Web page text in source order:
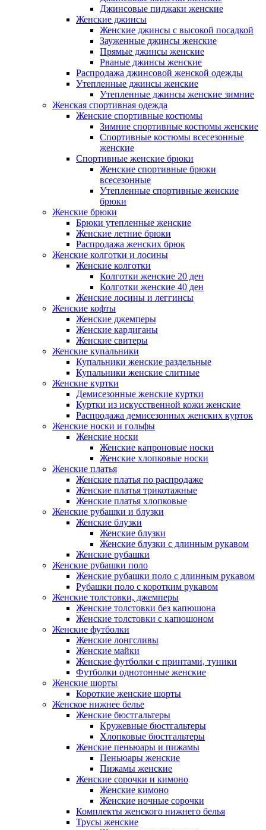
Джинсовые пиджаки женские
Женские джинсы
Женские джинсы с высокой посадкой
Зауженные джинсы женские
Прямые джинсы женские
Рваные джинсы женские
Распродажа джинсовой женской одежды
Утепленные джинсы женские
Утепленные джинсы женские зимние
Женская спортивная одежда
Женские спортивные костюмы
Зимние спортивные костюмы женские
Спортивные костюмы всесезонные
женские
Спортивные женские брюки
Женские спортивные брюки
всесезонные
Утепленные спортивные женские
брюки
Женские брюки
Брюки утепленные женские
Женские летние брюки
Распродажа женских брюк
Женские колготки и лосины
Женские колготки
Колготки женские 20 ден
Колготки женские 40 ден
Женские лосины и леггинсы
Женские кофты
Женские джемперы
Женские кардиганы
Женские свитеры
Женские купальники
Купальники женские раздельные
Купальники женские слитные
Женские куртки
Демисезонные женские куртки
Куртки из искусственной кожи женские
Распродажа демисезонных женских курток
Женские носки и гольфы
Женские носки
Женские капроновые носки
Женские хлопковые носки
Женские платья
Женские платья по распродаже
Женские платья трикотажные
Женские платья хлопковые
Женские рубашки и блузки
Женские блузки
Женские блузки
Женские блузки с длинным рукавом
Женские рубашки
Женские рубашки поло
Женские рубашки поло с длинным рукавом
Рубашки поло с коротким рукавом
Женские толстовки, джемперы
Женские толстовки без капюшона
Женские толстовки с капюшоном
Женские футболки
Женские лонгсливы
Женские майки
Женские футболки с принтами, туники
Футболки однотонные женские
Женские шорты
Короткие женские шорты
Женское нижнее белье
Женские бюстгальтеры
Кружевные бюстгальтеры
Хлопковые бюстгальтеры
Женские пеньюары и пижамы
Пеньюары женские
Пижамы женские
Женские сорочки и кимоно
Женские кимоно
Женские ночные сорочки
Комплекты женского нижнего белья
Трусы женские